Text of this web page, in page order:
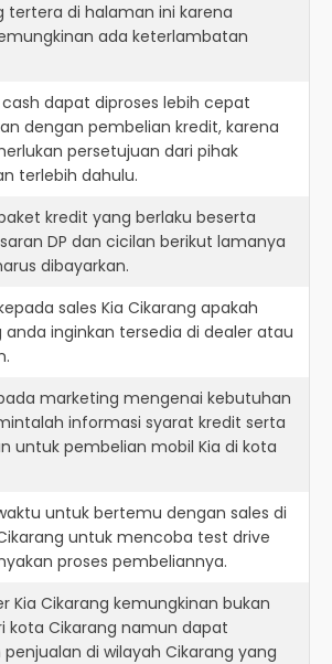
tertera di halaman ini karena
ada keterlambatan
dapat diproses lebih cepat
dengan pembelian kredit, karena
persetujuan dari pihak
terlebih dahulu.
kredit yang berlaku beserta
DP dan cicilan berikut lamanya
dibayarkan.
sales Kia Cikarang apakah
anda inginkan tersedia di dealer atau
marketing mengenai kebutuhan
informasi syarat kredit serta
untuk pembelian mobil Kia di kota
untuk bertemu dengan sales di
untuk mencoba test drive
proses pembeliannya.
Kia Cikarang kemungkinan bukan
kota Cikarang namun dapat
di wilayah Cikarang yang